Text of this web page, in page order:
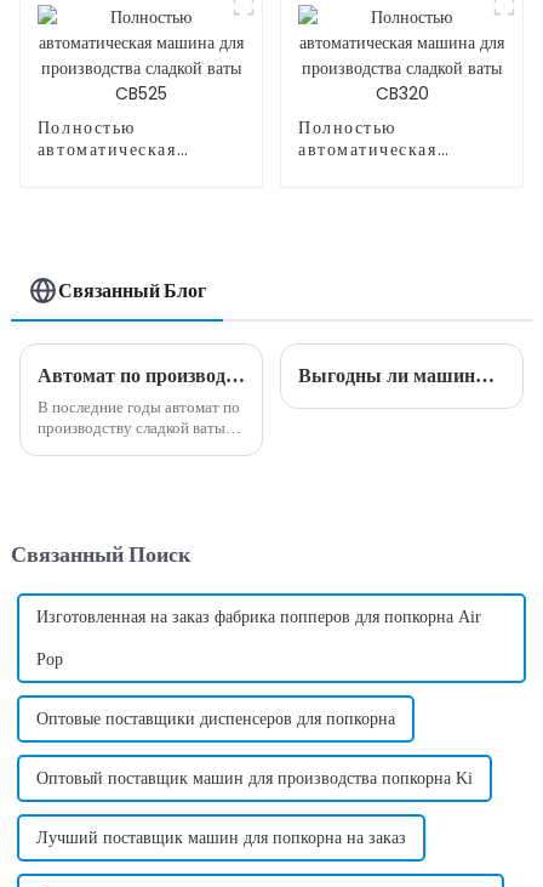
Полностью
автоматическая
Полностью
автоматическая
Связанный Блог
Автомат по производству сладкой ваты: приятная тенденция в вендинговой индустрии
В последние годы автомат по
производству сладкой ваты
позволяет предпринимателям
Выгодны ли машины для производства сладкой ваты?
Связанный Поиск
Изготовленная на заказ фабрика попперов для попкорна Air
Pop
Оптовые поставщики диспенсеров для попкорна
Оптовый поставщик машин для производства попкорна Ki
Лучший поставщик машин для попкорна на заказ